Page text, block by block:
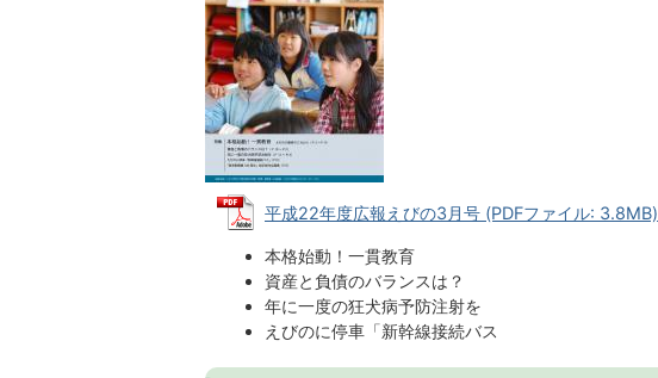
平成22年度広報えびの3月号 (PDFファイル: 3.8MB)
本格始動！一貫教育
資産と負債のバランスは？
年に一度の狂犬病予防注射を
えびのに停車「新幹線接続バス